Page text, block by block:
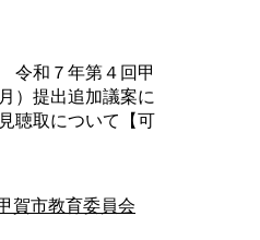
令和７年第４回甲
）提出追加議案に
聴取について【可
賀市教育委員会